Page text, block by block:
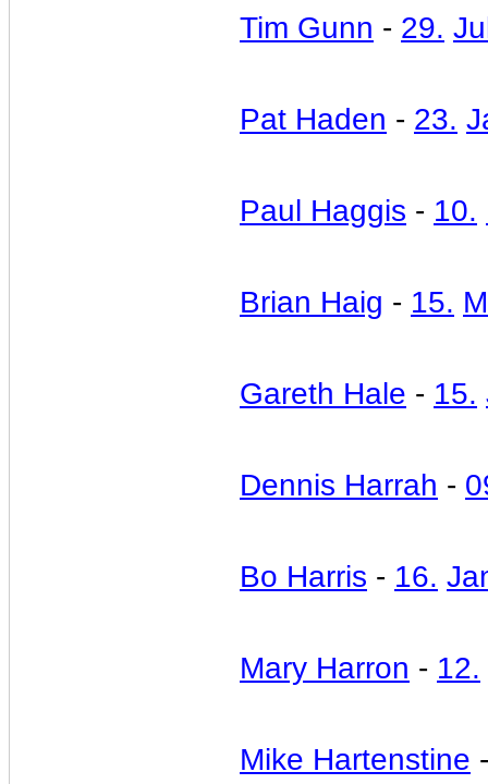
Tim Gunn - 29.
Pat Haden - 23.
Paul Haggis - 10.
Brian Haig - 15.
Gareth Hale - 15.
Dennis Harrah -
Bo Harris - 16.
Mary Harron - 12.
Mike Hartenstine